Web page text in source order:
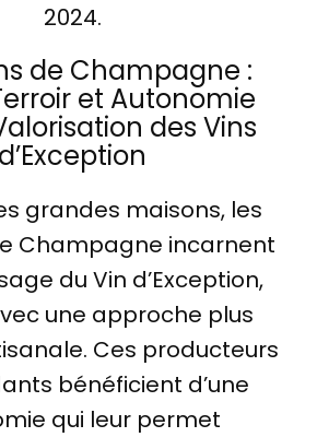
2024.
de Champagne :
et Autonomie
des Vins
d’Exception
grandes maisons, les
Champagne incarnent
du Vin d’Exception,
une approche plus
Ces producteurs
bénéficient d’une
qui leur permet